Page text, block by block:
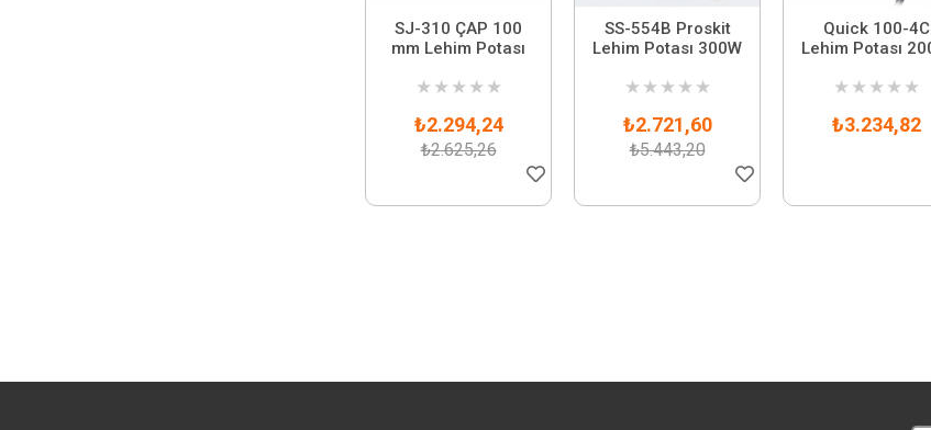
SJ-310 ÇAP 100
mm Lehim Potası
★ ★ ★ ★ ★
₺2.294,24
₺2.625,26
SS-554B Proskit
Lehim Potası 300W
★ ★ ★ ★ ★
₺2.721,60
₺5.443,20
Quick 100-4C
Lehim Potası
★ ★ ★ ★ ★
₺3.234,82